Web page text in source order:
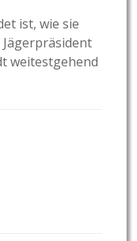
ist, wie sie
weitestgehend